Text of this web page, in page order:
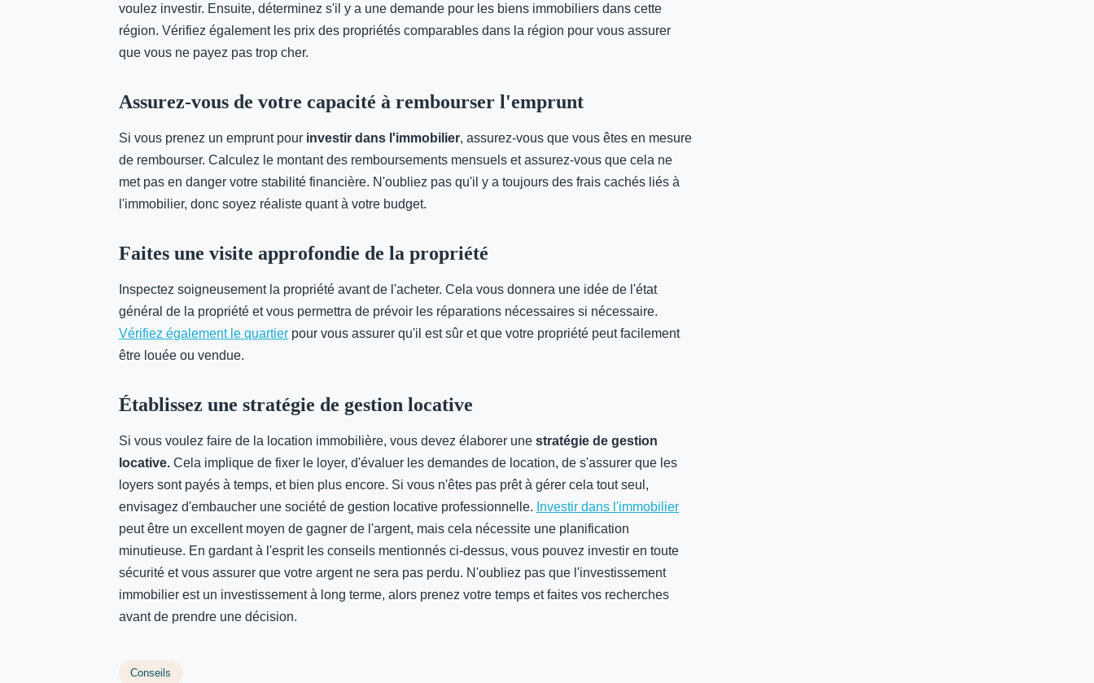
voulez investir. Ensuite, déterminez s'il y a une demande pour les biens immobiliers dans cette
région. Vérifiez également les prix des propriétés comparables dans la région pour vous assurer
que vous ne payez pas trop cher.
Assurez-vous de votre capacité à rembourser l'emprunt
Si vous prenez un emprunt pour investir dans l'immobilier, assurez-vous que vous êtes en mesure
de rembourser. Calculez le montant des remboursements mensuels et assurez-vous que cela ne
met pas en danger votre stabilité financière. N'oubliez pas qu'il y a toujours des frais cachés liés à
l'immobilier, donc soyez réaliste quant à votre budget.
Faites une visite approfondie de la propriété
Inspectez soigneusement la propriété avant de l'acheter. Cela vous donnera une idée de l'état
général de la propriété et vous permettra de prévoir les réparations nécessaires si nécessaire.
Vérifiez également le quartier pour vous assurer qu'il est sûr et que votre propriété peut facilement
être louée ou vendue.
Établissez une stratégie de gestion locative
Si vous voulez faire de la location immobilière, vous devez élaborer une stratégie de gestion
locative. Cela implique de fixer le loyer, d'évaluer les demandes de location, de s'assurer que les
loyers sont payés à temps, et bien plus encore. Si vous n'êtes pas prêt à gérer cela tout seul,
envisagez d'embaucher une société de gestion locative professionnelle. Investir dans l'immobilier
peut être un excellent moyen de gagner de l'argent, mais cela nécessite une planification
minutieuse. En gardant à l'esprit les conseils mentionnés ci-dessus, vous pouvez investir en toute
sécurité et vous assurer que votre argent ne sera pas perdu. N'oubliez pas que l'investissement
immobilier est un investissement à long terme, alors prenez votre temps et faites vos recherches
avant de prendre une décision.
Conseils